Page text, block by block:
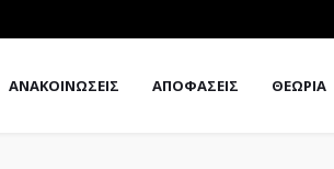
ΑΝΑΚΟΙΝΩΣΕΙΣ ΑΠΟΦΑΣΕΙΣ ΘΕΩΡΙΑ